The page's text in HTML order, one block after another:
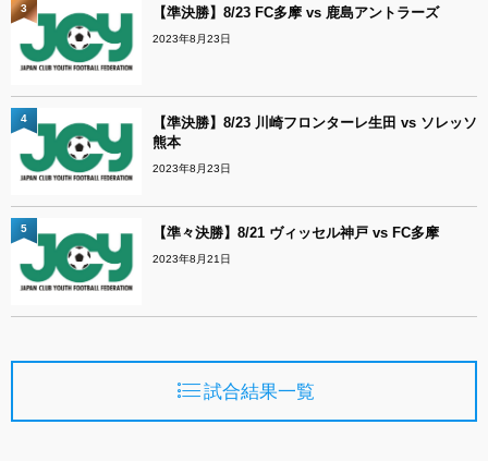
【準決勝】8/23 FC多摩 vs 鹿島アントラーズ
2023年8月23日
3
【準決勝】8/23 川崎フロンターレ生田 vs ソレッソ
熊本
2023年8月23日
4
【準々決勝】8/21 ヴィッセル神戸 vs FC多摩
2023年8月21日
5
試合結果一覧